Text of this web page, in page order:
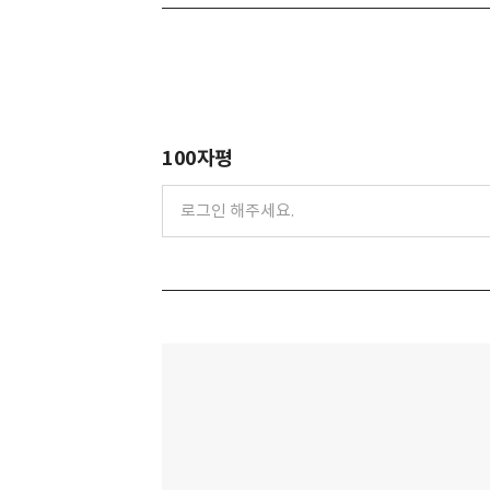
100자평